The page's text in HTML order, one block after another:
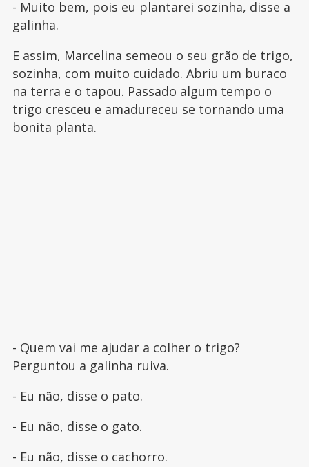
- Muito bem, pois eu plantarei sozinha, disse a
galinha.
E assim, Marcelina semeou o seu grão de trigo,
sozinha, com muito cuidado. Abriu um buraco
na terra e o tapou. Passado algum tempo o
trigo cresceu e amadureceu se tornando uma
bonita planta.
- Quem vai me ajudar a colher o trigo?
Perguntou a galinha ruiva.
- Eu não, disse o pato.
- Eu não, disse o gato.
- Eu não, disse o cachorro.